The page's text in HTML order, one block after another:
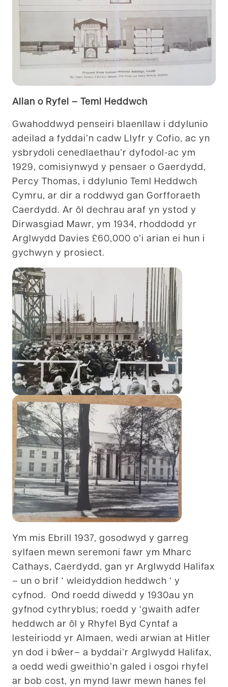
Allan o Ryfel – Teml Heddwch
Gwahoddwyd penseiri blaenllaw i ddylunio
adeilad a fyddai’n cadw Llyfr y Cofio, ac yn
ysbrydoli cenedlaethau’r dyfodol-ac ym
1929, comisiynwyd y pensaer o Gaerdydd,
Percy Thomas, i ddylunio Teml Heddwch
Cymru, ar dir a roddwyd gan Gorfforaeth
Caerdydd. Ar ôl dechrau araf yn ystod y
Dirwasgiad Mawr, ym 1934, rhoddodd yr
Arglwydd Davies £60,000 o’i arian ei hun i
gychwyn y prosiect.
Ym mis Ebrill 1937, gosodwyd y garreg
sylfaen mewn seremoni fawr ym Mharc
Cathays, Caerdydd, gan yr Arglwydd Halifax
– un o brif ‘ wleidyddion heddwch ‘ y
cyfnod. Ond roedd diwedd y 1930au yn
gyfnod cythryblus; roedd y ‘gwaith adfer
heddwch ar ôl y Rhyfel Byd Cyntaf a
lesteiriodd yr Almaen, wedi arwian at Hitler
yn dod i bŵer– a byddai’r Arglwydd Halifax,
a oedd wedi gweithio’n galed i osgoi rhyfel
ar bob cost, yn mynd lawr mewn hanes fel